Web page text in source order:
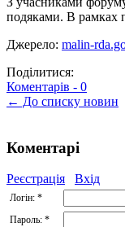
подяками. В рамках
Джерело: malin-
Поділитися:
Коментарів - 0
← До списку новин
Коментарі
Реєстрація Вхід
Логін: *
Пароль: *